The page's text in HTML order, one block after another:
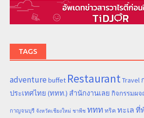
TAGS
adventure buffet RestaurantTravel
ประเทศไทย (ททท.) สำนักงานเลย กิจกรรมผ
กาญจนบุรี จังหวัดเชียงใหม่ ชาพีช ททท ทริค ทะเล ที่